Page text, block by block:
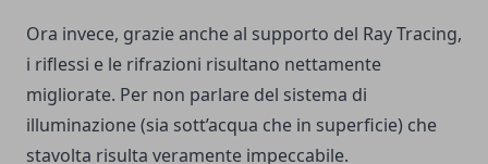
Ora invece, grazie anche al supporto del Ray Tracing,
i riflessi e le rifrazioni risultano nettamente
migliorate. Per non parlare del sistema di
illuminazione (sia sott’acqua che in superficie) che
stavolta risulta veramente impeccabile.